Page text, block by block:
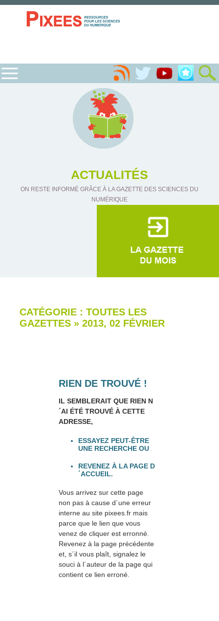
ACTUALITÉS
ON RESTE INFORMÉ GRÂCE À LA GAZETTE DES SCIENCES DU
NUMÉRIQUE
CATÉGORIE : TOUTES LES
GAZETTES » 2013, 02 FÉVRIER
RIEN DE TROUVÉ !
IL SEMBLERAIT QUE RIEN N
´AI ÉTÉ TROUVÉ À CETTE
ADRESSE,
ESSAYEZ PEUT-ÊTRE
UNE RECHERCHE OU
REVENEZ À LA PAGE D
´ACCUEIL.
Vous arrivez sur cette page
non pas à cause d´une erreur
interne au site pixees.fr mais
parce que le lien que vous
venez de cliquer est erronné.
Revenez à la page précédente
et, s´il vous plaît, signalez le
souci à l´auteur de la page qui
contient ce lien erroné.